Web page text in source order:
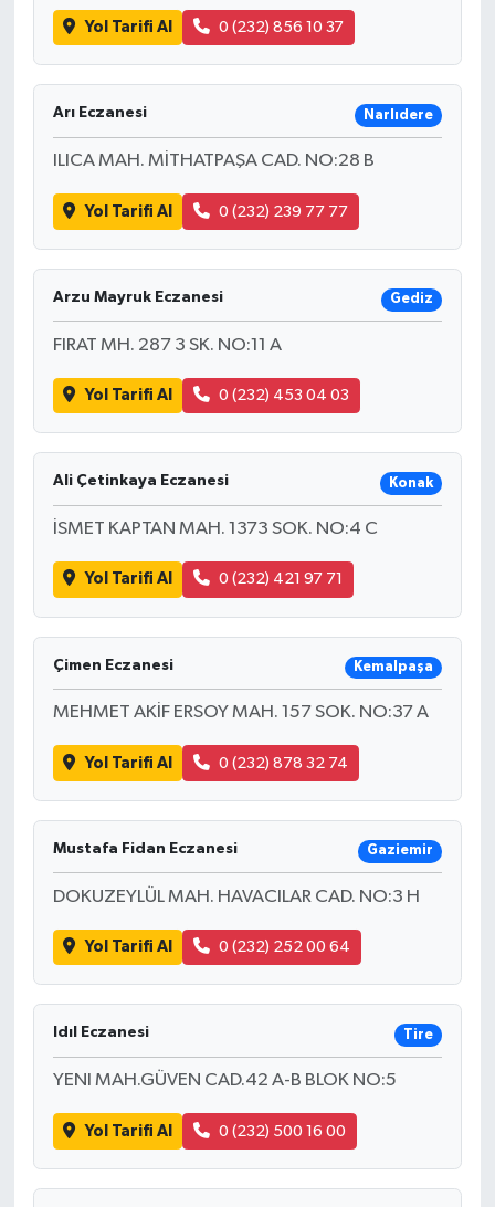
Yol Tarifi Al 0 (232) 856 10 37
Arı Eczanesi Narlıdere
ILICA MAH. MİTHATPAŞA CAD. NO:28 B
Yol Tarifi Al 0 (232) 239 77 77
Arzu Mayruk Eczanesi Gediz
FIRAT MH. 287 3 SK. NO:11 A
Yol Tarifi Al 0 (232) 453 04 03
Ali Çetinkaya Eczanesi Konak
İSMET KAPTAN MAH. 1373 SOK. NO:4 C
Yol Tarifi Al 0 (232) 421 97 71
Çimen Eczanesi Kemalpaşa
MEHMET AKİF ERSOY MAH. 157 SOK. NO:37 A
Yol Tarifi Al 0 (232) 878 32 74
Mustafa Fidan Eczanesi Gaziemir
DOKUZEYLÜL MAH. HAVACILAR CAD. NO:3 H
Yol Tarifi Al 0 (232) 252 00 64
Idıl Eczanesi Tire
YENI MAH.GÜVEN CAD.42 A-B BLOK NO:5
Yol Tarifi Al 0 (232) 500 16 00